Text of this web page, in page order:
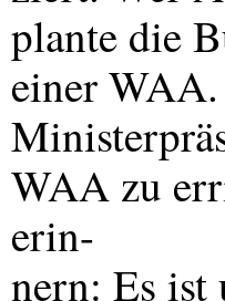
plante die
einerWAA
WAA zu
erin-
nern: Es ist